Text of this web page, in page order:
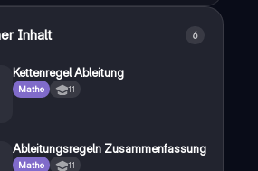
Inhalt 6
Kettenregel Ableitung
Mathe 11
Ableitungsregeln Zusammenfassung
Mathe 11